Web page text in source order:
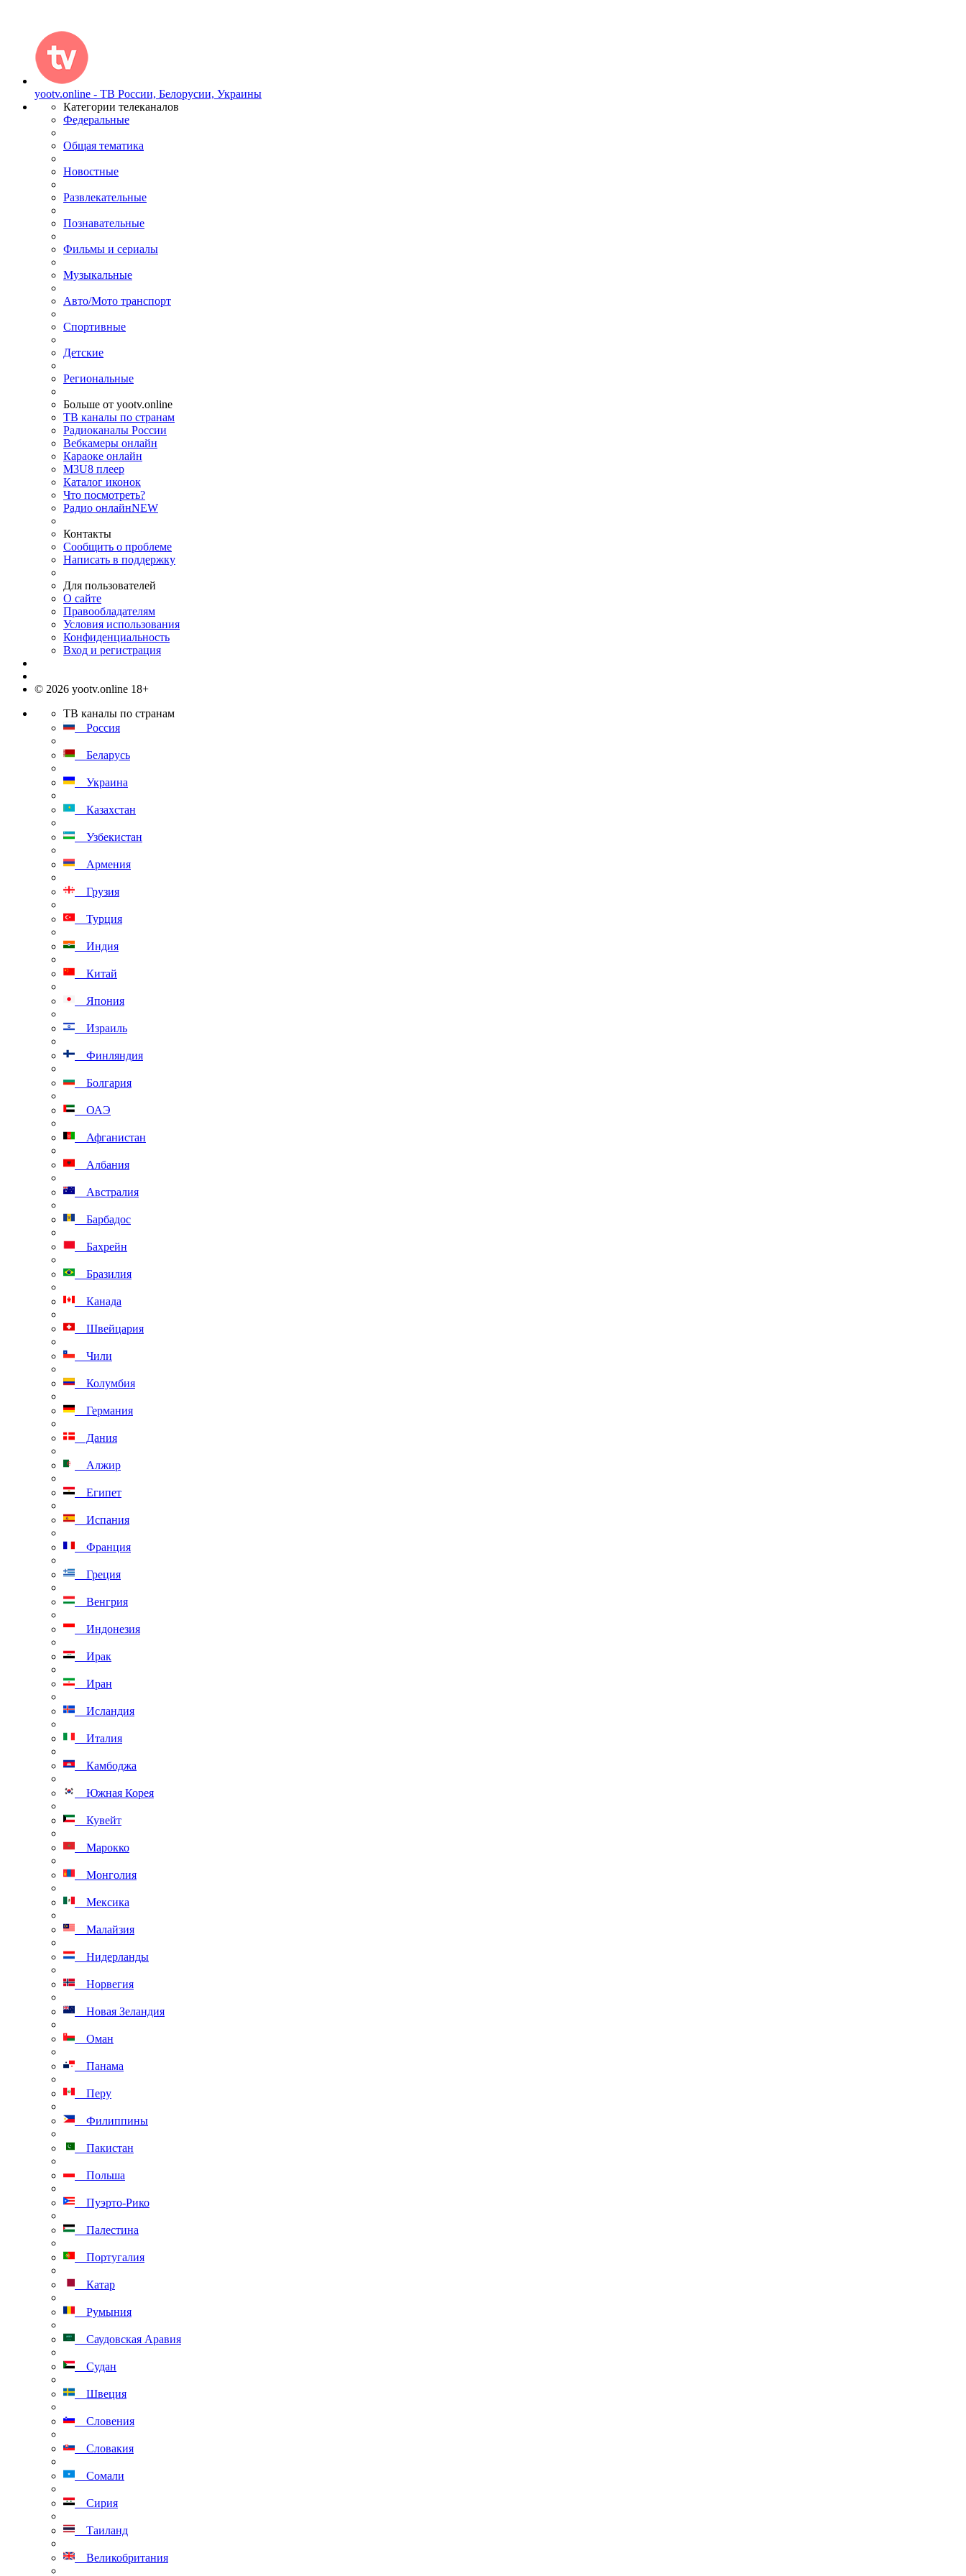
yootv.online - ТВ России, Белорусии, Украины
Категории телеканалов
Федеральные
Общая тематика
Новостные
Развлекательные
Познавательные
Фильмы и сериалы
Музыкальные
Авто/Мото транспорт
Спортивные
Детские
Региональные
Больше от yootv.online
ТВ каналы по странам
Радиоканалы России
Вебкамеры онлайн
Караоке онлайн
M3U8 плеер
Каталог иконок
Что посмотреть?
Радио онлайнNEW
Контакты
Сообщить о проблеме
Написать в поддержку
Для пользователей
О сайте
Правообладателям
Условия использования
Конфиденциальность
Вход и регистрация
© 2026 yootv.online 18+
ТВ каналы по странам
Россия
Беларусь
Украина
Казахстан
Узбекистан
Армения
Грузия
Турция
Индия
Китай
Япония
Израиль
Финляндия
Болгария
ОАЭ
Афганистан
Албания
Австралия
Барбадос
Бахрейн
Бразилия
Канада
Швейцария
Чили
Колумбия
Германия
Дания
Алжир
Египет
Испания
Франция
Греция
Венгрия
Индонезия
Ирак
Иран
Исландия
Италия
Камбоджа
Южная Корея
Кувейт
Марокко
Монголия
Мексика
Малайзия
Нидерланды
Норвегия
Новая Зеландия
Оман
Панама
Перу
Филиппины
Пакистан
Польша
Пуэрто-Рико
Палестина
Португалия
Катар
Румыния
Саудовская Аравия
Судан
Швеция
Словения
Словакия
Сомали
Сирия
Таиланд
Великобритания